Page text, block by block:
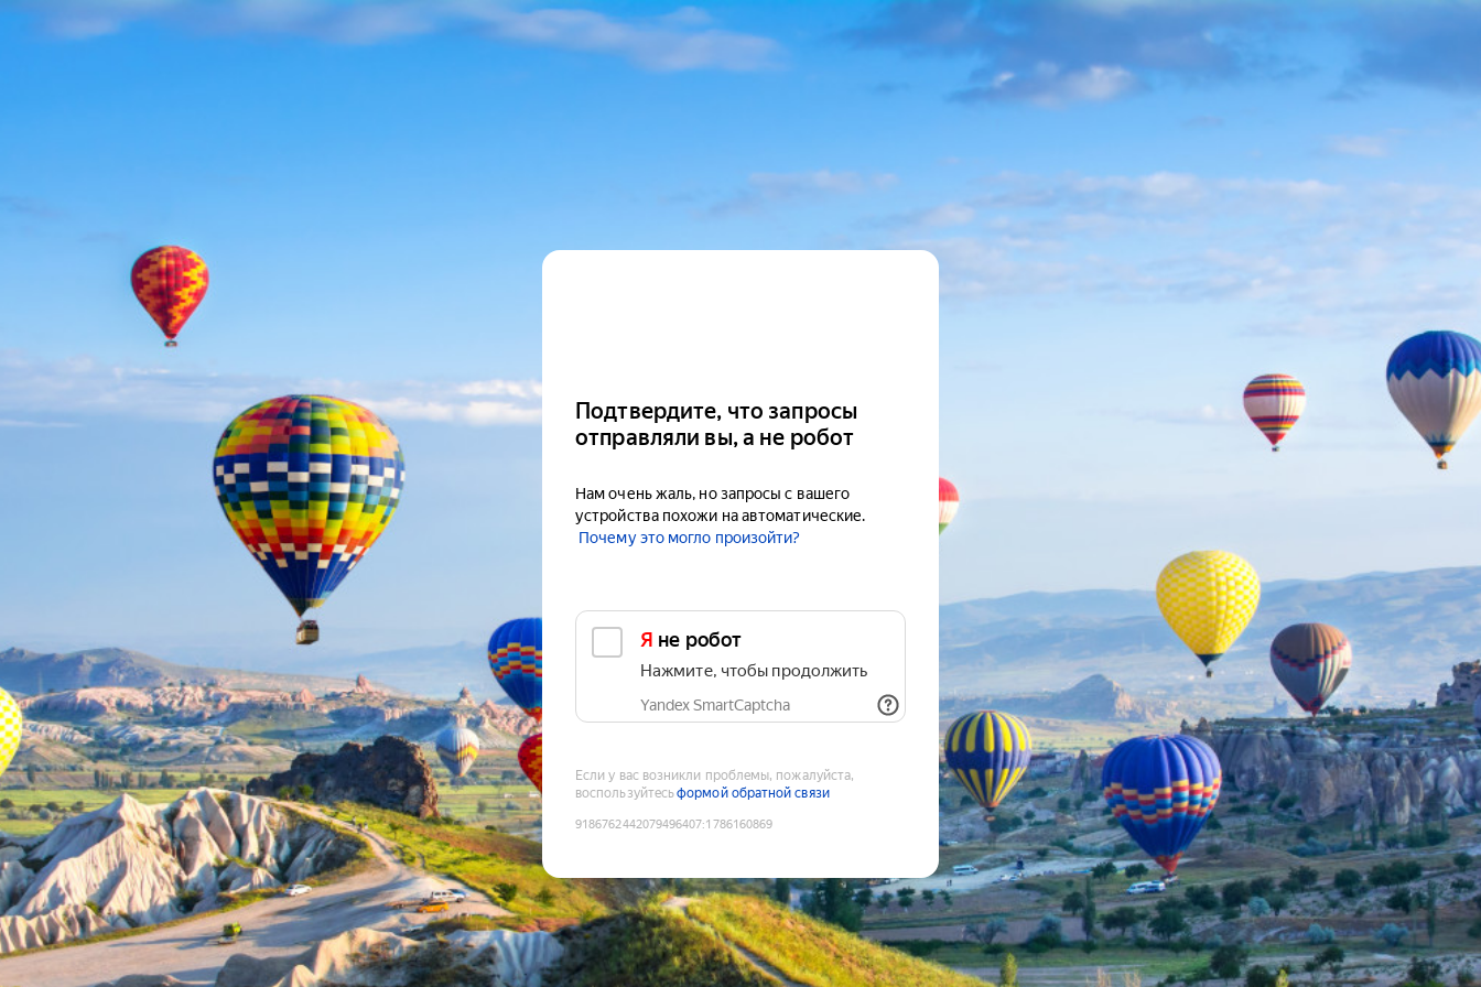
Подтвердите, что запросы
отправляли вы, а не робот
Нам очень жаль, но запросы с вашего
устройства похожи на автоматические.
Почему это могло произойти?
Я не робот
Нажмите, чтобы продолжить
Yandex SmartCaptcha
Если у вас возникли проблемы, пожалуйста,
воспользуйтесьформой обратной связи
9186762442079496407:1786160869